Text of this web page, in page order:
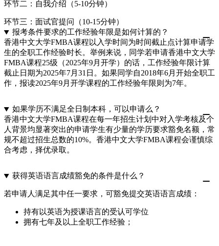
环节二：自我介绍（5-10分钟）
环节三：面试官提问（10-15分钟）
报考条件要求的工作经验年限是如何计算的？
香港中文大学FMBA课程以入学时间为时间截止点计算申请学
生的全职工作经验时长。举例来说，同学若申请香港中文大学
FMBA课程25级（2025年9月开学）的话，工作经验年限计算
截止日期为2025年7月31日。如果同学自2018年6月开始全职工
作，报读2025年9月开学课程的工作经验年限则为7年。
如果学历不满足全日制本科，可以申请么？
香港中文大学FMBA课程在每一年招生计划中对入学考核及个
人背景均显著突出的申请学生有少量的学历要求豁免名额，常
规不超过招生总数的10%。香港中文大学FMBA课程会谨慎综
合考虑，择优录取。
获得英语语言成绩豁免的条件是什么？
若申请人满足其中任一要求，可豁免提交英语语言成绩：
持有以英语为授课语言的受认可学位
拥有七年及以上全职工作经验；